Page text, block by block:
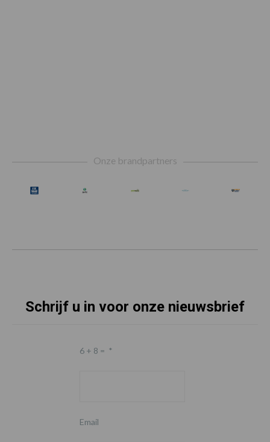
Onze brandpartners
Schrijf u in voor onze nieuwsbrief
6 + 8 = *
Email